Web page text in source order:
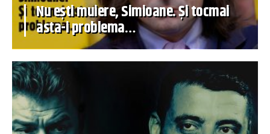
Nu ești muiere, Simioane. Și tocmai
asta-i problema…